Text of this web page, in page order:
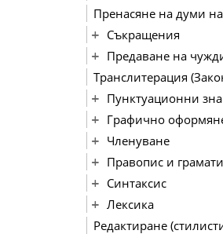
Пренасяне на думи
Съкращения
Предаване на
Транслитерация
Пунктуационни
Графично
Членуване
Правопис и
Синтаксис
Лексика
Редактиране